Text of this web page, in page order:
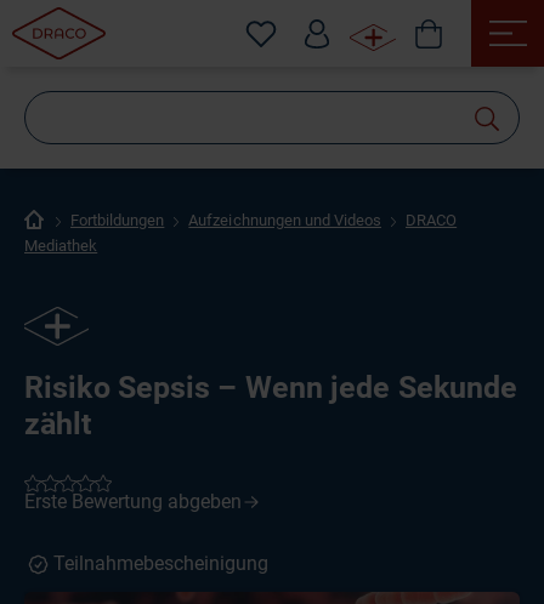
Fortbildungen Aufzeichnungen und Videos
DRACO
Mediathek
Risiko Sepsis – Wenn jede Sekunde
zählt
Teilnahmebescheinigung
suchen